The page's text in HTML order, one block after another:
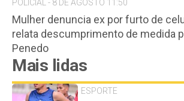
POLICIAL - 8 DE AGOSTO 11:50
Mulher denuncia ex por furto de
relata descumprimento de medida
Penedo
Mais lidas
ESPORTE